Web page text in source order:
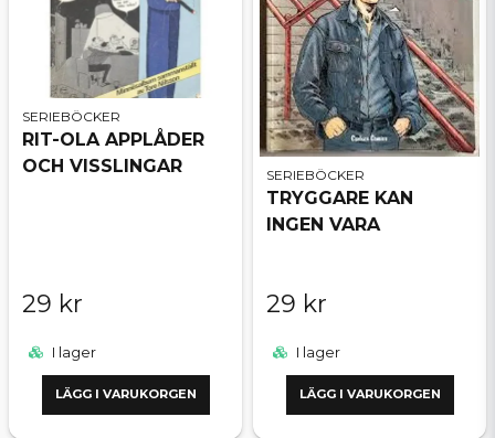
SERIEBÖCKER
RIT-OLA APPLÅDER
OCH VISSLINGAR
29 kr
I lager
LÄGG I VARUKORGEN
SERIEBÖCKER
TRYGGARE KAN
INGEN VARA
29 kr
I lager
LÄGG I VARUKORGEN